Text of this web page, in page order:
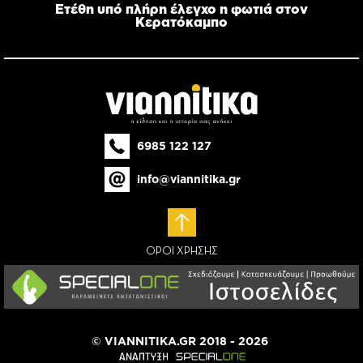
Ετέθη υπό πλήρη έλεγχο η φωτιά στον
Κερατόκαμπο
6985 122 127
info@viannitika.gr
ΟΡΟΙ ΧΡΗΣΗΣ
© VIANNITIKA.GR 2018 - 2026